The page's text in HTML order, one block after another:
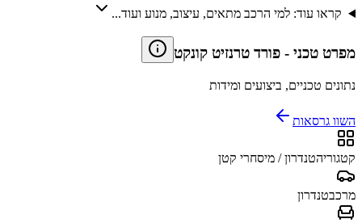
קראו עוד: למי הרכב מתאים, עיצוב, מנוע ועוד...
מפרט טכני - פורד טרנזיט קונקט
נתונים טכניים, ביצועים ומידות
השוו גרסאות
קטגוריהטנדרון / מיסחרי קטן
מרכבטנדרון